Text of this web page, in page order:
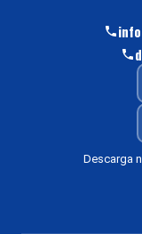
Descarga